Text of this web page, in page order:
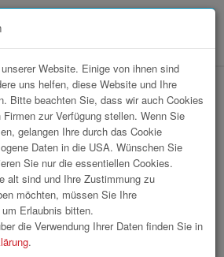
zu Gast bei EBNER
Website. Einige von ihnen sind
uns helfen, diese Website und Ihre
Bitte beachten Sie, dass wir auch Cookies
zur Verfügung stellen. Wenn Sie
gelangen Ihre durch das Cookie
Daten in die USA. Wünschen Sie
Sie nur die essentiellen Cookies.
alt sind und Ihre Zustimmung zu
möchten, müssen Sie Ihre
Erlaubnis bitten.
die Verwendung Ihrer Daten finden Sie in
.